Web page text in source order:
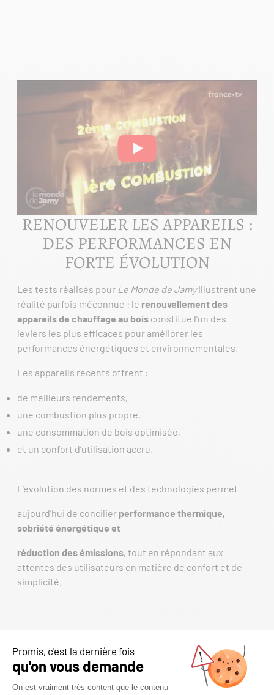
RENOUVELER LES APPAREILS :
DES PERFORMANCES EN
FORTE ÉVOLUTION
Les tests réalisés pour Le Monde de Jamyillustrent une
réalité parfois méconnue : le renouvellement des
appareils de chauffage au bois constitue l’un des
leviers les plus efficaces pour améliorer les
performances énergétiques et environnementales.
Les appareils récents offrent :
de meilleurs rendements,
une combustion plus propre,
une consommation de bois optimisée,
et un confort d’utilisation accru.
L’évolution des normes et des technologies permet
aujourd’hui de concilier performance thermique,
sobriété énergétique et
réduction des émissions, tout en répondant aux
attentes des utilisateurs en matière de confort et de
simplicité.
USAGE QUOTIDIEN : LES BONS